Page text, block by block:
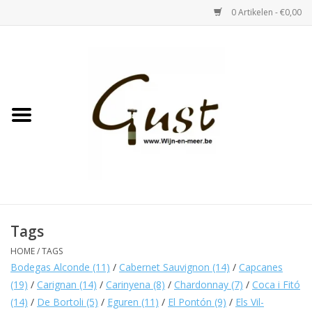
0 Artikelen - €0,00
Witte wijn
Bubbels & Vermout
Sterke Dranken
Tastings & zaalverhuur
Tags
HOME/TAGS
Bodegas Alconde (11) / Cabernet Sauvignon (14) / Capcanes
(19) / Carignan (14) / Carinyena (8) / Chardonnay (7) / Coca i Fitó
(14) / De Bortoli (5) / Eguren (11) / El Pontón (9) / Els Vil-